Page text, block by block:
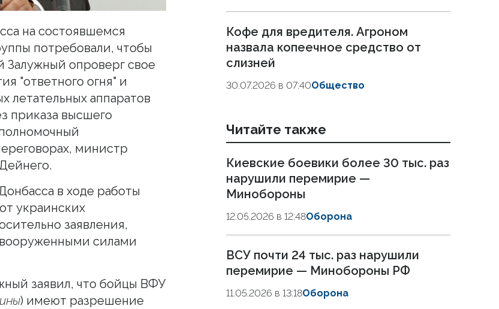
на состоявшемся
потребовали, чтобы
опроверг свое
"ответного огня" и
летательных аппаратов
приказа высшего
министр
в ходе работы
украинских
заявления,
силами
заявил, что бойцы ВФУ
) имеют разрешение
Кофе для вредителя. Агроном
назвала копеечное средство от
слизней
30.07.2026 в 07:40Общество
Читайте также
Киевские боевики более 30 тыс. раз
нарушили перемирие —
Минобороны
12.05.2026 в 12:48Оборона
ВСУ почти 24 тыс. раз нарушили
перемирие — Минобороны РФ
11.05.2026 в 13:18Оборона